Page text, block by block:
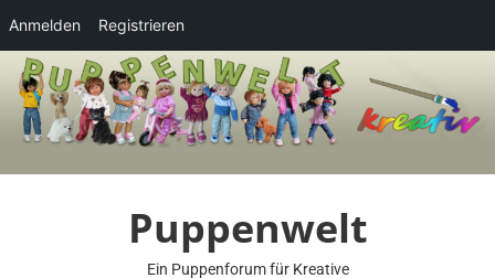
Anmelden Registrieren
Zum
Inhalt
springen
Puppenwelt
Ein Puppenforum für Kreative